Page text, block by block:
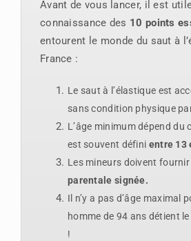
Avant de vous lancer, il est
connaissance des 10 points
entourent le monde du saut à
France :
Le saut à l’élastique est
sans condition physique
L’âge minimum dépend du
est souvent défini entre 13
Les mineurs doivent
parentale signée.
Il n’y a pas d’âge maximal
homme de 94 ans détient
!